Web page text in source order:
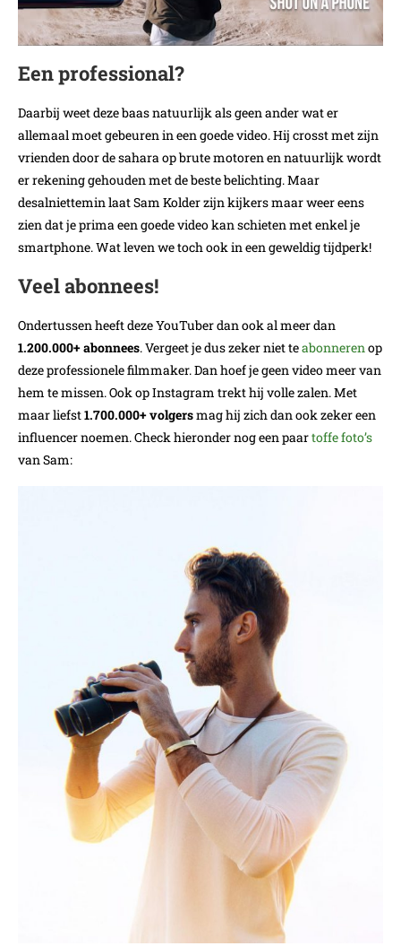
Een professional?
Daarbij weet deze baas natuurlijk als geen ander wat er
allemaal moet gebeuren in een goede video. Hij crosst met zijn
vrienden door de sahara op brute motoren en natuurlijk wordt
er rekening gehouden met de beste belichting. Maar
desalniettemin laat Sam Kolder zijn kijkers maar weer eens
zien dat je prima een goede video kan schieten met enkel je
smartphone. Wat leven we toch ook in een geweldig tijdperk!
Veel abonnees!
Ondertussen heeft deze YouTuber dan ook al meer dan
1.200.000+ abonnees. Vergeet je dus zeker niet teabonnerenop
deze professionele filmmaker. Dan hoef je geen video meer van
hem te missen. Ook op Instagram trekt hij volle zalen. Met
maar liefst1.700.000+ volgersmag hij zich dan ook zeker een
influencer noemen. Check hieronder nog een paartoffe foto’s
van Sam: